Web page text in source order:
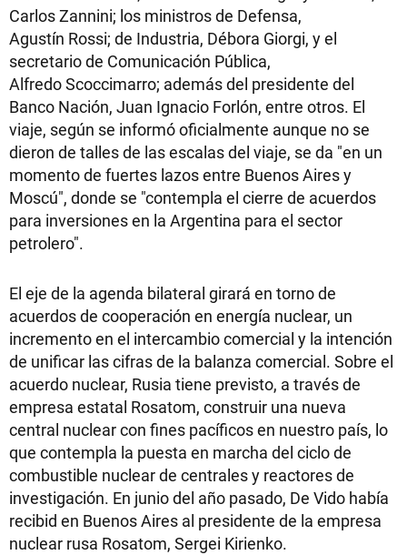
Carlos Zannini; los ministros de Defensa,
Agustín Rossi; de Industria, Débora Giorgi, y el
secretario de Comunicación Pública,
Alfredo Scoccimarro; además del presidente del
Banco Nación, Juan Ignacio Forlón, entre otros. El
viaje, según se informó oficialmente aunque no se
dieron de talles de las escalas del viaje, se da "en un
momento de fuertes lazos entre Buenos Aires y
Moscú", donde se "contempla el cierre de acuerdos
para inversiones en la Argentina para el sector
petrolero".
El eje de la agenda bilateral girará en torno de
acuerdos de cooperación en energía nuclear, un
incremento en el intercambio comercial y la intención
de unificar las cifras de la balanza comercial. Sobre el
acuerdo nuclear, Rusia tiene previsto, a través de
empresa estatal Rosatom, construir una nueva
central nuclear con fines pacíficos en nuestro país, lo
que contempla la puesta en marcha del ciclo de
combustible nuclear de centrales y reactores de
investigación. En junio del año pasado, De Vido había
recibid en Buenos Aires al presidente de la empresa
nuclear rusa Rosatom, Sergei Kirienko.